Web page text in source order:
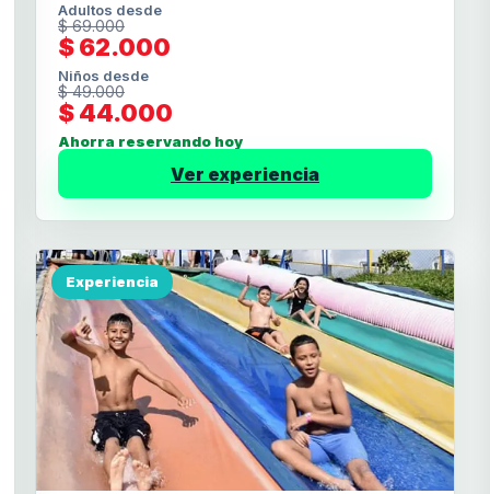
Adultos desde
$ 69.000
$ 62.000
Niños desde
$ 49.000
$ 44.000
Ahorra reservando hoy
Ver experiencia
Experiencia